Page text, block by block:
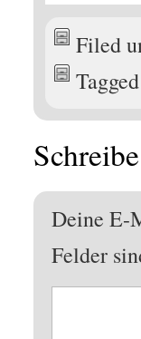
Filed
Deine E-
Felder